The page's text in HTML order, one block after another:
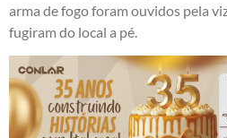
arma de fogo foram ouvidos pela
fugiram do local a pé.